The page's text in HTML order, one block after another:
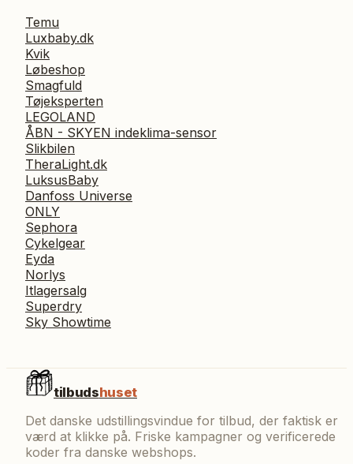
Temu
Luxbaby.dk
Kvik
Løbeshop
Smagfuld
Tøjeksperten
LEGOLAND
ÅBN - SKYEN indeklima-sensor
Slikbilen
TheraLight.dk
LuksusBaby
Danfoss Universe
ONLY
Sephora
Cykelgear
Eyda
Norlys
Itlagersalg
Superdry
Sky Showtime
tilbudshuset
Det danske udstillingsvindue for tilbud, der faktisk er
værd at klikke på. Friske kampagner og verificerede
koder fra danske webshops.